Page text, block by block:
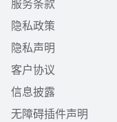
服务条款
隐私政策
隐私声明
客户协议
信息披露
无障碍插件声明